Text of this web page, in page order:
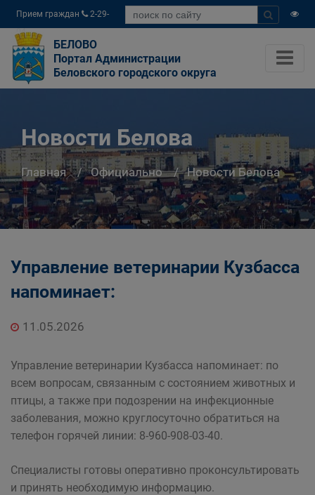
Прием граждан
2-29-
04
БЕЛОВО
Портал Администрации
Беловского городского округа
Новости Белова
Главная Официально Новости Белова
Управление ветеринарии Кузбасса
напоминает:
11.05.2026
Управление ветеринарии Кузбасса напоминает: по
всем вопросам, связанным с состоянием животных и
птицы, а также при подозрении на инфекционные
заболевания, можно круглосуточно обратиться на
телефон горячей линии: 8-960-908-03-40.
Специалисты готовы оперативно проконсультировать
и принять необходимую информацию.